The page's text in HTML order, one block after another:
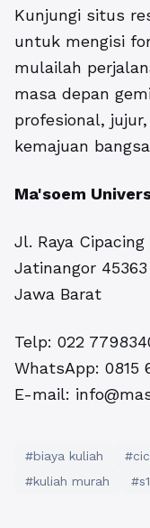
Kunjungi situs
untuk mengisi
mulailah
masa depan
profesional,
kemajuan
Ma'soem
Jl. Raya Cipacing
Jatinangor 45363
Jawa Barat
Telp: 022
WhatsApp: 0815
E-mail:
#biaya kuliah
#kuliah murah